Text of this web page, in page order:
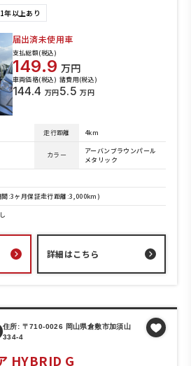
年以上あり
届出済未使用車
支払総額(税込)
149.9 万円
車両価格(税込)
144.4 万円
諸費用(税込)
5.5 万円
走行距離 4km
カラー
アーバンブラウンパール
メタリック
間:3ヶ月保証走行距離:3,000km)
詳細はこちら
住所: 〒710-0026 岡山県倉敷市加須山
334-4
HYBRID G